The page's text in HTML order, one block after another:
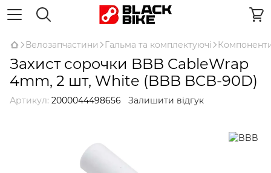
Велозапчастини Гальма та комплектуючі
Захист сорочки BBB CableWrap
4mm, 2 шт, White (BBB BCB-90D)
Артикул: 2000044498656 Залишити відгук